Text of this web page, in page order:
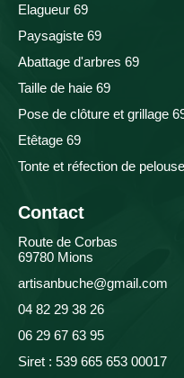
Elagueur 69
Paysagiste 69
Abattage d'arbres 69
Taille de haie 69
Pose de clôture et grillage
Etêtage 69
Tonte et réfection de
Contact
Route de Corbas
69780 Mions
artisanbuche@gmail.com
04 82 29 38 26
06 29 67 63 95
Siret : 539 665 653 00017